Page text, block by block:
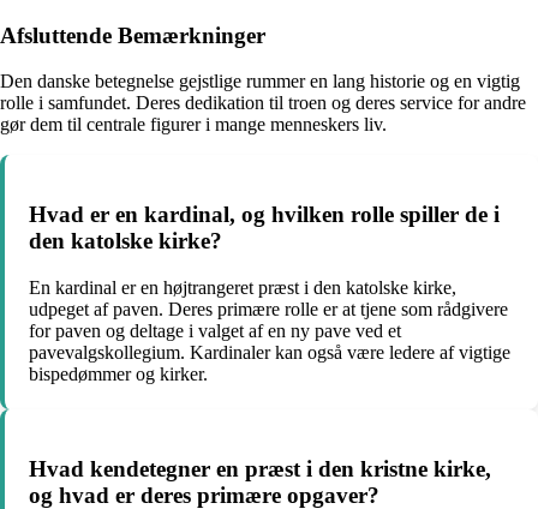
Afsluttende Bemærkninger
Den danske betegnelse gejstlige rummer en lang historie og en vigtig
rolle i samfundet. Deres dedikation til troen og deres service for andre
gør dem til centrale figurer i mange menneskers liv.
Hvad er en kardinal, og hvilken rolle spiller de i
den katolske kirke?
En kardinal er en højtrangeret præst i den katolske kirke,
udpeget af paven. Deres primære rolle er at tjene som rådgivere
for paven og deltage i valget af en ny pave ved et
pavevalgskollegium. Kardinaler kan også være ledere af vigtige
bispedømmer og kirker.
Hvad kendetegner en præst i den kristne kirke,
og hvad er deres primære opgaver?